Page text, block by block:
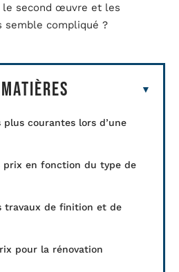
second œuvre et les
semble compliqué ?
plus courantes lors d’une
prix en fonction du type de
travaux de finition et de
pour la rénovation